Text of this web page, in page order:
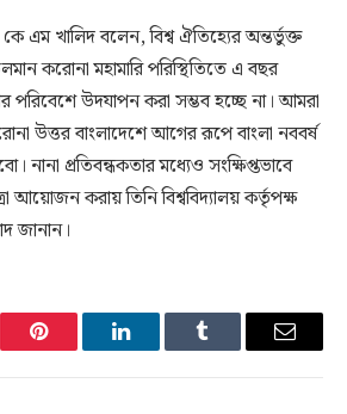
কে এম খালিদ বলেন, বিশ্ব ঐতিহ্যের অন্তর্ভুক্ত
করোনা মহামারি পরিস্থিতিতে এ বছর
উদযাপন করা সম্ভব হচ্ছে না। আমরা
উত্তর বাংলাদেশে আগের রূপে বাংলা নববর্ষ
নানা প্রতিবন্ধকতার মধ্যেও সংক্ষিপ্তভাবে
আয়োজন করায় তিনি বিশ্ববিদ্যালয় কর্তৃপক্ষ
জানান।
Pinterest LinkedInTumblr Email